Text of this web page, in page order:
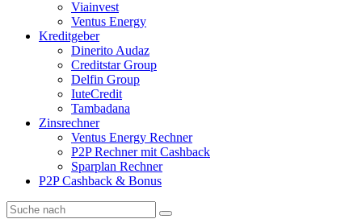
Viainvest
Ventus Energy
Kreditgeber
Dinerito Audaz
Creditstar Group
Delfin Group
IuteCredit
Tambadana
Zinsrechner
Ventus Energy Rechner
P2P Rechner mit Cashback
Sparplan Rechner
P2P Cashback & Bonus